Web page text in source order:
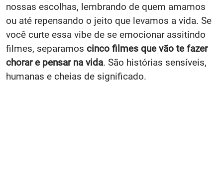
nossas escolhas, lembrando de quem amamos
ou até repensando o jeito que levamos a vida. Se
você curte essa vibe de se emocionar assitindo
filmes, separamos cinco filmes que vão te fazer
chorar e pensar na vida. São histórias sensíveis,
humanas e cheias de significado.